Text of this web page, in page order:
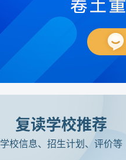
复读学校推荐
学校信息、招生计划、评价等